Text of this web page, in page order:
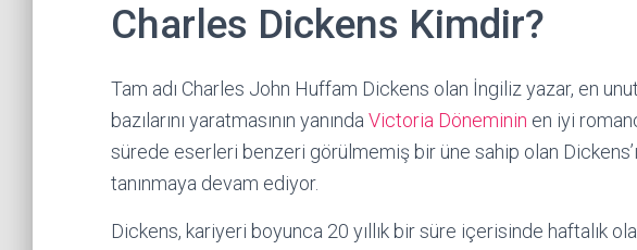
Charles Dickens Kimdir?
Tam adı Charles John Huffam Dickens olan İngiliz yazar, en
bazılarını yaratmasının yanında Victoria Döneminin en iyi
sürede eserleri benzeri görülmemiş bir üne sahip olan
tanınmaya devam ediyor.
Dickens, kariyeri boyunca 20 yıllık bir süre içerisinde haftalık